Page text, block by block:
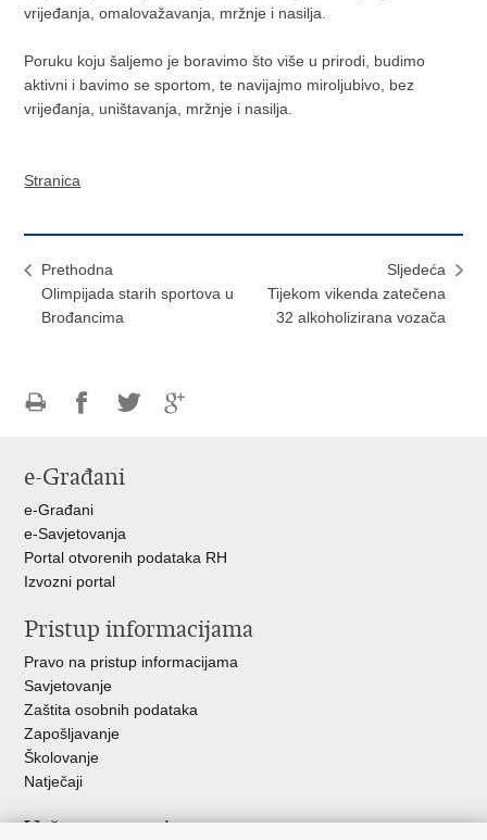
vrijeđanja, omalovažavanja, mržnje i nasilja.
Poruku koju šaljemo je boravimo što više u prirodi, budimo
aktivni i bavimo se sportom, te navijajmo miroljubivo, bez
vrijeđanja, uništavanja, mržnje i nasilja.
Stranica
Prethodna
Olimpijada starih sportova u
Brođancima
Sljedeća
Tijekom vikenda zatečena
32 alkoholizirana vozača
FacebookuTwitteru
e-Građani
e-Građani
e-Savjetovanja
Portal otvorenih podataka RH
Izvozni portal
Pristup informacijama
Pravo na pristup informacijama
Savjetovanje
Zaštita osobnih podataka
Zapošljavanje
Školovanje
Natječaji
Važne poveznice